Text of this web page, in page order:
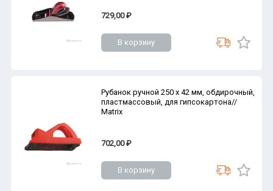
729,00 ₽
В корзину
Рубанок ручной 250 х 42 мм, обдирочный,
пластмассовый, для гипсокартона//
Matrix
702,00 ₽
В корзину